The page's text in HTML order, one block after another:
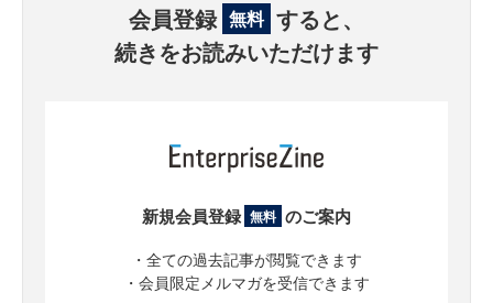
会員登録 無料 すると、
続きをお読みいただけます
新規会員登録 無料 のご案内
・全ての過去記事が閲覧できます
・会員限定メルマガを受信できます